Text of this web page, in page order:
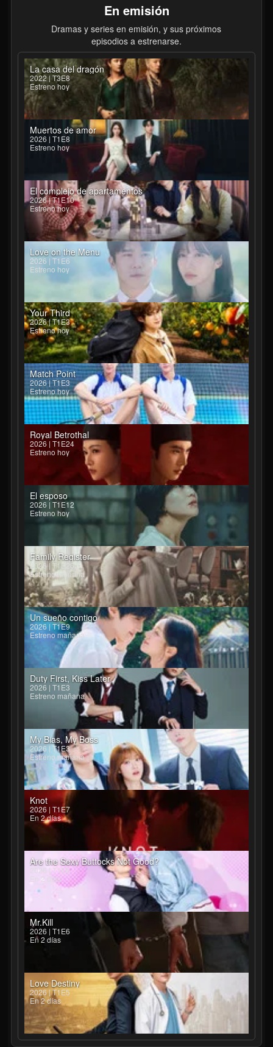
En emisión
Dramas y series en emisión, y sus próximos
episodios a estrenarse.
La casa del dragón
2022 | T3E8
Estreno hoy
Muertos de amor
2026 | T1E8
Estreno hoy
El complejo de apartamentos
2026 | T1E10
Estreno hoy
Love on the Menu
2026 | T1E6
Estreno hoy
Your Third
2026 | T1E3
Estreno hoy
Match Point
2026 | T1E3
Estreno hoy
Royal Betrothal
2026 | T1E24
Estreno hoy
El esposo
2026 | T1E12
Estreno hoy
Family Register
2026 | T1E26
Estreno mañana
Un sueño contigo
2026 | T1E9
Estreno mañana
Duty First, Kiss Later
2026 | T1E3
Estreno mañana
My Bias, My Boss
2026 | T1E3
Estreno mañana
Knot
2026 | T1E7
En 2 días
Are the Sexy Buttocks Not Good?
2026 | T1E6
En 2 días
Mr.Kill
2026 | T1E6
En 2 días
Love Destiny
2026 | T1E5
En 2 días